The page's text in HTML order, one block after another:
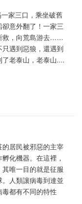
家三口，乘坐破舊
意外翻了！一家三
救，向荒島游去……
遇到惡狼，還遇到
老泰山，老泰山....
居民被邪惡的主宰
化機器。在這裡，
唯一目的就是征服
人類讓病毒到達並
都有不同的特性